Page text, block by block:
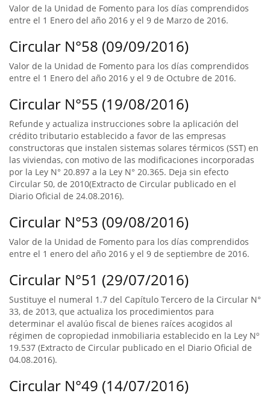
Valor de la Unidad de Fomento para los días comprendidos
entre el 1 Enero del año 2016 y el 9 de Marzo de 2016.
Circular N°58 (09/09/2016)
Valor de la Unidad de Fomento para los días comprendidos
entre el 1 Enero del año 2016 y el 9 de Octubre de 2016.
Circular N°55 (19/08/2016)
Refunde y actualiza instrucciones sobre la aplicación del
crédito tributario establecido a favor de las empresas
constructoras que instalen sistemas solares térmicos (SST) en
las viviendas, con motivo de las modificaciones incorporadas
por la Ley N° 20.897 a la Ley N° 20.365. Deja sin efecto
Circular 50, de 2010(Extracto de Circular publicado en el
Diario Oficial de 24.08.2016).
Circular N°53 (09/08/2016)
Valor de la Unidad de Fomento para los días comprendidos
entre el 1 enero del año 2016 y el 9 de septiembre de 2016.
Circular N°51 (29/07/2016)
Sustituye el numeral 1.7 del Capítulo Tercero de la Circular N°
33, de 2013, que actualiza los procedimientos para
determinar el avalúo fiscal de bienes raíces acogidos al
régimen de copropiedad inmobiliaria establecido en la Ley Nº
19.537 (Extracto de Circular publicado en el Diario Oficial de
04.08.2016).
Circular N°49 (14/07/2016)